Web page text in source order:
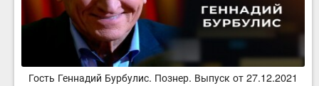
Гость Геннадий Бурбулис. Познер. Выпуск от 27.12.2021